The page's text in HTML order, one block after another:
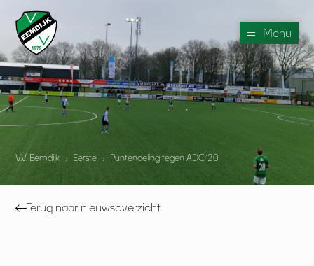
Menu
V.V. Eemdijk › Eerste › Puntendeling tegen ADO’20
Terug naar nieuwsoverzicht